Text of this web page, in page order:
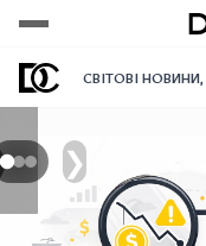
СВІТОВІ НОВИНИ,
❯